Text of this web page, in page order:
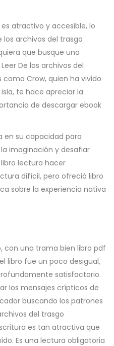
atractivo y accesible, lo
archivos del trasgo
que busque una
De los archivos del
Crow, quien ha vivido
te hace apreciar la
de descargar ebook
en su capacidad para
imaginación y desafiar
lectura hacer
difícil, pero ofreció libro
sobre la experiencia nativa
con una trama bien libro pdf
libro fue un poco desigual,
satisfactorio.
los mensajes crípticos de
buscando los patrones
del trasgo
es tan atractiva que
Es una lectura obligatoria